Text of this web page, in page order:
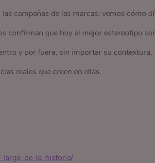
campañas de las marcas; vemos cómo
confirman que hoy el mejor estereotipo
y por fuera, sin importar su contextura,
reales que creen en ellas.
largo-de-la-historia/